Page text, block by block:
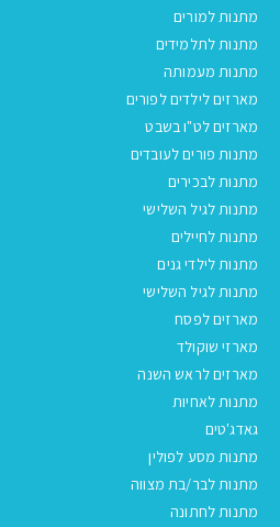
מתנות למורים
מתנות לתלמידים
מתנות מעמותה
מארזים לילדים לפורים
מארזים לט"ו בשבט
מתנות פורים לעובדים
מתנות לבכירים
מתנות לגיל השלישי
מתנות לחיילים
מתנות לילדי גנים
מתנות לגיל השלישי
מארזים לפסח
מארזי שוקולד
מארזים לראש השנה
מתנות לאחיות
גאדג'טים
מתנות מסע לפולין
מתנות לבר/בת מצווה
מתנות לחתונה